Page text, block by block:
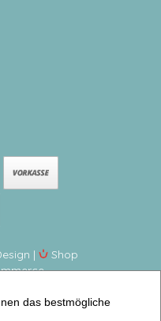
|
Shop
Keramikspardose
das bestmögliche